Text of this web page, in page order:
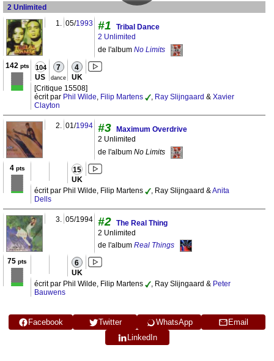
2 Unlimited
1. 05/1993 #1
Tribal Dance
2 Unlimited
de l'album No Limits
142 pts
104
US
7
dance
4
UK
[Critique 15508]
écrit par Phil Wilde, Filip Martens , Ray Slijngaard & Xavier
Clayton
2. 01/1994 #3 Maximum Overdrive
2 Unlimited
de l'album No Limits
4pts 15
UK
écrit par Phil Wilde, Filip Martens , Ray Slijngaard & Anita
Dells
3. 05/1994 #2 The Real Thing
2 Unlimited
de l'album Real Things
75 pts 6
UK
écrit par Phil Wilde, Filip Martens , Ray Slijngaard & Peter
Bauwens
Facebook Twitter WhatsApp
Email
LinkedIn